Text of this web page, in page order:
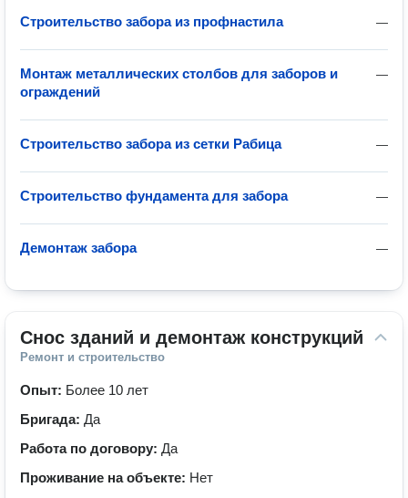
—
Строительство забора из профнастила
—
Монтаж металлических столбов для заборов и
ограждений
—
Строительство забора из сетки Рабица
—
Строительство фундамента для забора
—
Демонтаж забора
Снос зданий и демонтаж конструкций
Ремонт и строительство
Опыт: Более 10 лет
Бригада: Да
Работа по договору: Да
Проживание на объекте: Нет